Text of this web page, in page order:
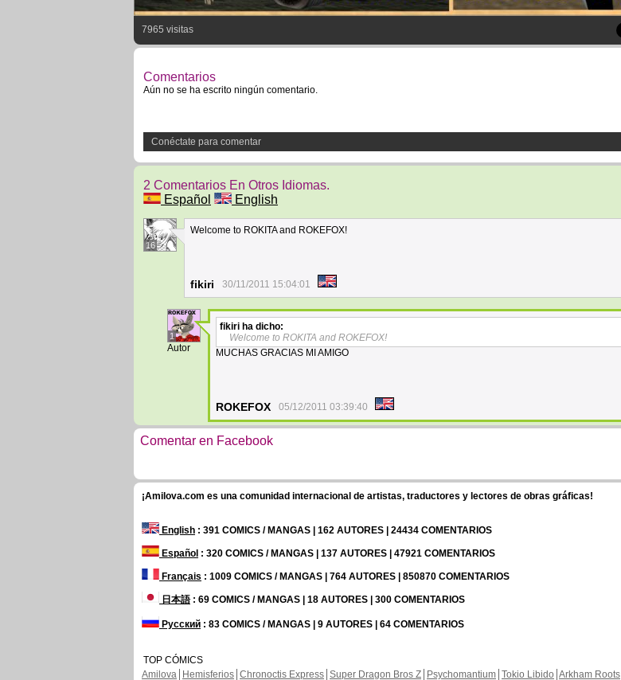
7965 visitas
Comentarios
Aún no se ha escrito ningún comentario.
Conéctate para comentar
2 Comentarios En Otros Idiomas.
Español
English
16
Welcome to ROKITA and ROKEFOX!
fikiri 30/11/2011 15:04:01
1
Autor
fikiri ha dicho:
Welcome to ROKITA and ROKEFOX!
MUCHAS GRACIAS MI AMIGO
ROKEFOX 05/12/2011 03:39:40
Comentar en Facebook
¡Amilova.com es una comunidad internacional de artistas, traductores y lectores de obras gráficas!
English : 391 COMICS / MANGAS | 162 AUTORES | 24434 COMENTARIOS
Español : 320 COMICS / MANGAS | 137 AUTORES | 47921 COMENTARIOS
Français : 1009 COMICS / MANGAS | 764 AUTORES | 850870 COMENTARIOS
日本語: 69 COMICS / MANGAS | 18 AUTORES | 300 COMENTARIOS
Русский : 83 COMICS / MANGAS | 9 AUTORES | 64 COMENTARIOS
TOP CÓMICS
Amilova
Hemisferios Chronoctis Express Super Dragon Bros Z Psychomantium Tokio Libido Arkham Roots